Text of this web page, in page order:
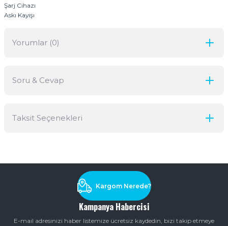
Şarj Cihazı
Askı Kayışı
Yorumlar (0)
Soru & Cevap
Taksit Seçenekleri
Kampanya Habercisi
E-mail adresinizi haber listemize ücretsiz kaydedin, bizi takip etmeye
Kargom Nerede?